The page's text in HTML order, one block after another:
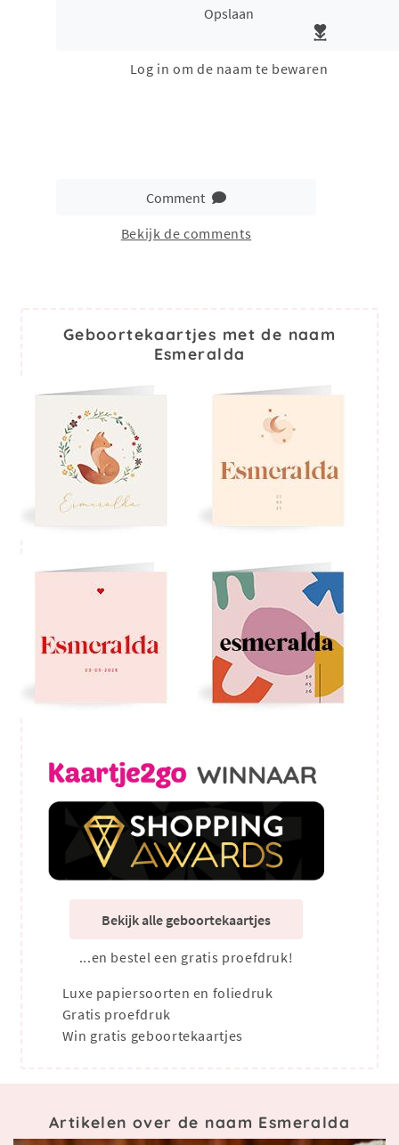
Opslaan
Log in om de naam te bewaren
Comment
Bekijk de comments
Geboortekaartjes met de naam
Esmeralda
Bekijk alle geboortekaartjes
...en bestel een gratis proefdruk!
Luxe papiersoorten en foliedruk
Gratis proefdruk
Win gratis geboortekaartjes
Artikelen over de naam Esmeralda